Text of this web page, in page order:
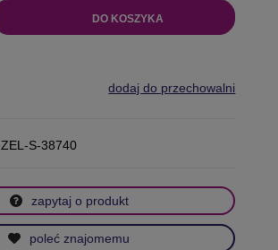
DO KOSZYKA
dodaj do przechowalni
ZEL-S-38740
zapytaj o produkt
poleć znajomemu